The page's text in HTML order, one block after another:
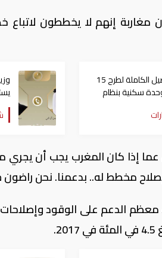
مغاربة إنهم لا يخططون
التفاصيل الكاملة لطرح 15
سكنية بنظام
المنتهي بالتملك في
إذا كان المغرب يجب أن يجري
مخطط له.. بدعمنا. نحن راضون
الدعم على الوقود